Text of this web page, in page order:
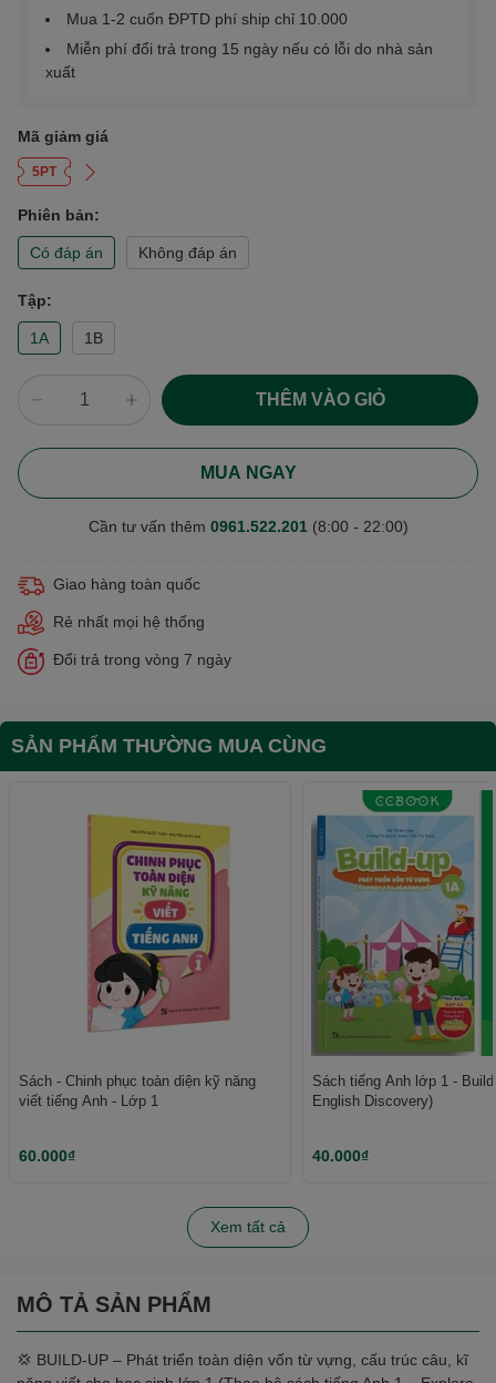
Mua 1-2 cuốn ĐPTD phí ship chỉ 10.000
Miễn phí đổi trả trong 15 ngày nếu có lỗi do nhà sản
xuất
Mã giảm giá
5PT
Phiên bản:
Có đáp án Không đáp án
Tập:
1A 1B
THÊM VÀO GIỎ
MUA NGAY
Cần tư vấn thêm 0961.522.201 (8:00 - 22:00)
Giao hàng toàn quốc
Rẻ nhất mọi hệ thống
Đổi trả trong vòng 7 ngày
SẢN PHẨM THƯỜNG MUA CÙNG
Sách - Chinh phục toàn diện kỹ năng
viết tiếng Anh - Lớp 1
60.000₫
Sách tiếng Anh lớp 1 -
English Discovery)
40.000₫
Xem tất cả
MÔ TẢ SẢN PHẨM
💢 BUILD-UP – Phát triển toàn diện vốn từ vựng, cấu trúc câu, kĩ